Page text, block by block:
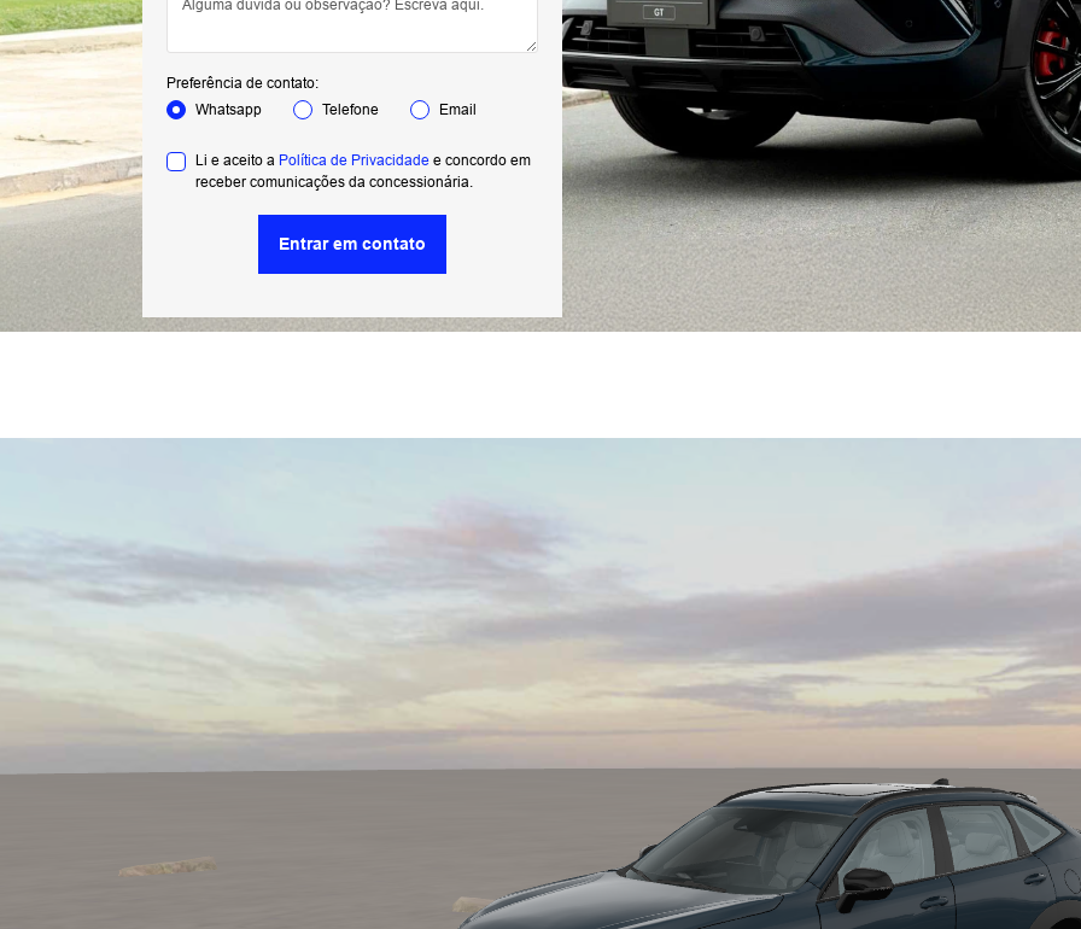
Preferência de contato:
Whatsapp
Telefone Email
Li e aceito a Política de Privacidade e concordo em
receber comunicações da concessionária.
Entrar em contato